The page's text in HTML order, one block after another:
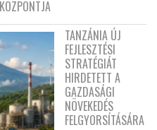
TANZÁNIA ÚJ
FEJLESZTÉSI
STRATÉGIÁT
HIRDETETT A
GAZDASÁGI
NÖVEKEDÉS
FELGYORSÍTÁSÁRA